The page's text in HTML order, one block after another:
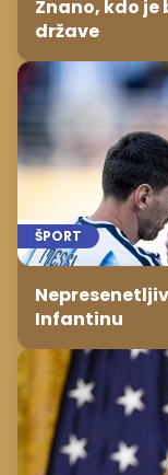
Znano, kdo je
države
ŠPORT
Infantinu